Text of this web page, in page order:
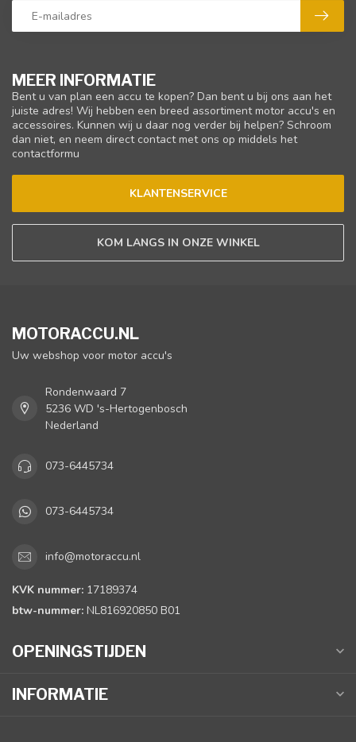
MEER INFORMATIE
Bent u van plan een accu te kopen? Dan bent u bij ons aan het
juiste adres! Wij hebben een breed assortiment motor accu's en
accessoires. Kunnen wij u daar nog verder bij helpen? Schroom
dan niet, en neem direct contact met ons op middels het
contactformu
KLANTENSERVICE
KOM LANGS IN ONZE WINKEL
MOTORACCU.NL
Uw webshop voor motor accu's
Rondenwaard 7
5236 WD 's-Hertogenbosch
Nederland
073-6445734
073-6445734
info@motoraccu.nl
KVK nummer: 17189374
btw-nummer: NL816920850 B01
OPENINGSTIJDEN
INFORMATIE